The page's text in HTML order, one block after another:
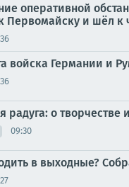
оперативной
Первомайску и шёл к
войска Германии и
радуга: о творчестве
09:30
в выходные?